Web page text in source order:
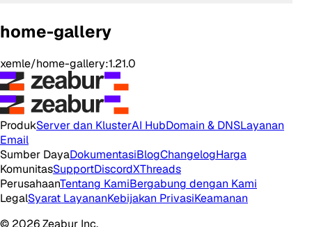
home-gallery
xemle/home-gallery:1.21.0
ProdukServer dan KlusterAI HubDomain & DNSLayanan
Email
Sumber DayaDokumentasiBlogChangelogHarga
KomunitasSupportDiscordXThreads
PerusahaanTentang KamiBergabung dengan Kami
LegalSyarat LayananKebijakan PrivasiKeamanan
© 2026 Zeabur Inc.